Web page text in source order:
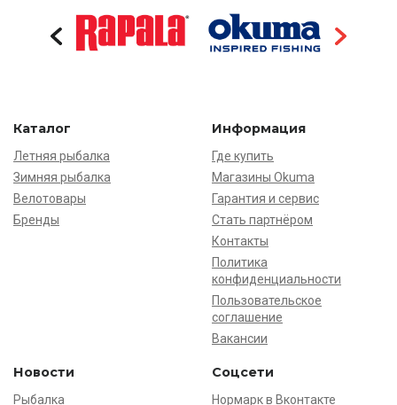
Каталог
Летняя рыбалка
Зимняя рыбалка
Велотовары
Бренды
Информация
Где купить
Магазины Okuma
Гарантия и сервис
Стать партнёром
Контакты
Политика
конфиденциальности
Пользовательское
соглашение
Вакансии
Новости
Рыбалка
Соцсети
Нормарк в Вконтакте